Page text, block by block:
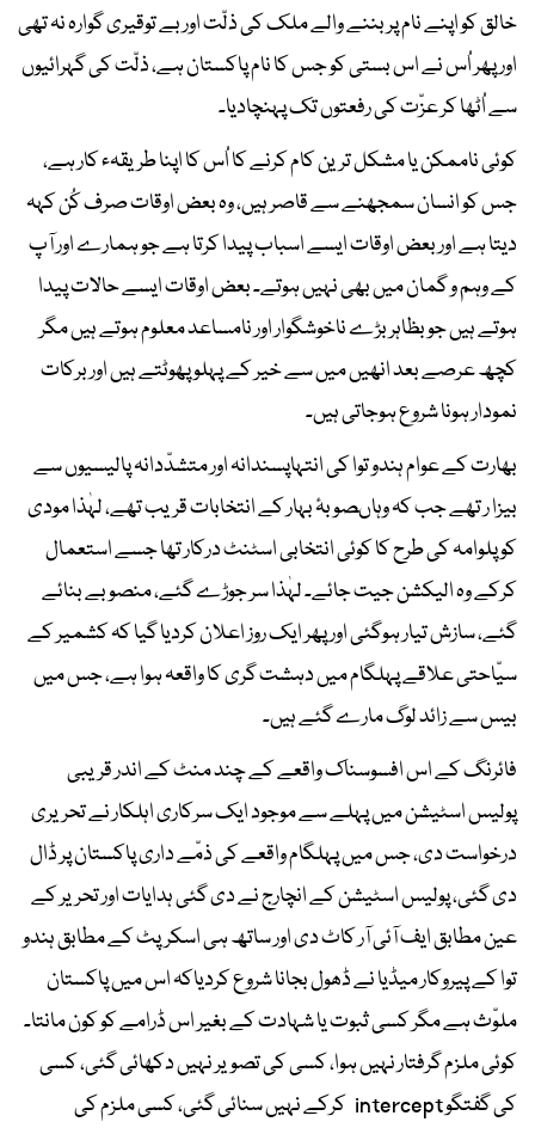
خالق کو اپنے نام پر بننے والے ملک کی ذلّت اور بے توقیری گوارہ نہ تھی
اور پھر اُس نے اس بستی کو جس کا نام پاکستان ہے، ذلّت کی گہرائیوں
سے اُٹھا کر عزّت کی رفعتوں تک پہنچادیا۔
کوئی ناممکن یا مشکل ترین کام کرنے کا اُس کا اپنا طریقہء کار ہے،
جس کو انسان سمجھنے سے قاصر ہیں، وہ بعض اوقات صرف کُن کہہ
دیتا ہے اور بعض اوقات ایسے اسباب پیدا کرتا ہے جو ہمارے اور آپ
کے وہم و گمان میں بھی نہیں ہوتے۔ بعض اوقات ایسے حالات پیدا
ہوتے ہیں جو بظاہر بڑے ناخوشگوار اور نامساعد معلوم ہوتے ہیں مگر
کچھ عرصے بعد انھیں میں سے خیر کے پہلو پھوٹتے ہیں اور برکات
نمودار ہونا شروع ہوجاتی ہیں۔
بھارت کے عوام ہندو توا کی انتہاپسندانہ اور متشدّدانہ پالیسیوں سے
بیزا ر تھے جب کہ وہاںصوبۂ بہار کے انتخابات قریب تھے، لہٰذا مودی
کو پلوامہ کی طرح کا کوئی انتخابی اسٹنٹ درکار تھا جسے استعمال
کرکے وہ الیکشن جیت جائے۔ لہٰذا سر جوڑے گئے، منصوبے بنائے
گئے، سازش تیار ہوگئی اور پھر ایک روز اعلان کردیا گیا کہ کشمیر کے
سیّاحتی علاقے پہلگام میں دہشت گری کا واقعہ ہوا ہے، جس میں
بیس سے زائد لوگ مارے گئے ہیں۔
فائرنگ کے اس افسوسناک واقعے کے چند منٹ کے اندر قریبی
پولیس اسٹیشن میں پہلے سے موجود ایک سرکاری اہلکار نے تحریری
درخواست دی، جس میں پہلگام واقعے کی ذمّے داری پاکستان پر ڈال
دی گئی، پولیس اسٹیشن کے انچارج نے دی گئی ہدایات اور تحریر کے
عین مطابق ایف آئی آر کاٹ دی اور ساتھ ہی اسکرپٹ کے مطابق ہندو
توا کے پیروکار میڈیا نے ڈھول بجانا شروع کردیاکہ اس میں پاکستان
ملوّث ہے مگر کسی ثبوت یا شہادت کے بغیر اس ڈرامے کو کون مانتا۔
کوئی ملزم گرفتار نہیں ہوا، کسی کی تصویر نہیں دکھائی گئی، کسی
کی گفتگو intercept کرکے نہیں سنائی گئی، کسی ملزم کی